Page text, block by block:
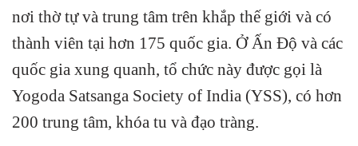
nơi thờ tự và trung tâm trên khắp thế giới và có
thành viên tại hơn 175 quốc gia. Ở Ấn Độ và các
quốc gia xung quanh, tổ chức này được gọi là
Yogoda Satsanga Society of India (YSS), có hơn
200 trung tâm, khóa tu và đạo tràng.